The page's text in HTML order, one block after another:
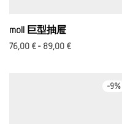
moll 巨型抽屉
76,00 €- 89,00 €
-9%